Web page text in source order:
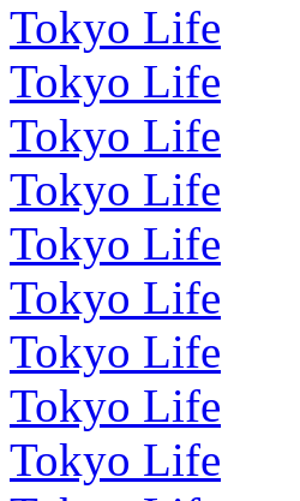
Tokyo Life
Tokyo Life
Tokyo Life
Tokyo Life
Tokyo Life
Tokyo Life
Tokyo Life
Tokyo Life
Tokyo Life